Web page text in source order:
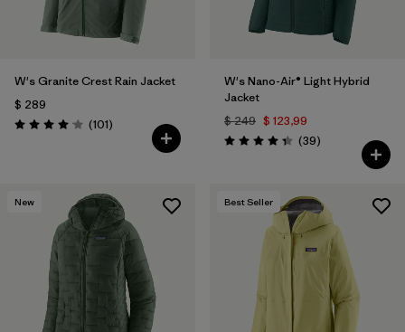
W's Granite Crest Rain Jacket
$ 289
Valoración: 4.1 / 5
(101Comentarios
)
W's Nano-Air® Light Hybrid
Jacket
$ 249 $ 123,99
Valoración: 4.3 / 5
(39Comentarios
)
New Best Seller